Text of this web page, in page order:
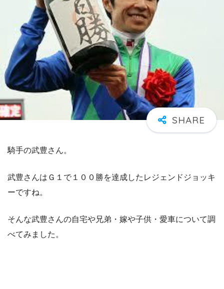
騎手の武豊さん。
武豊さんはＧ１で１００勝を達成したレジェンドジョッキ
ーですね。
そんな武豊さんの自宅や兄弟・嫁や子供・愛車について調
べてみました。